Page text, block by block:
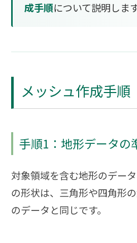
成手順について説明します
メッシュ作成手順
手順1：地形データの
対象領域を含む地形のデー
の形状は、三角形や四角形
のデータと同じです。